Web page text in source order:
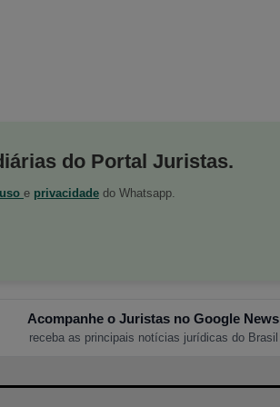
do Portal Juristas.
e privacidade do Whatsapp.
Acompanhe o Juristas no Google News
receba as principais notícias jurídicas do Brasil